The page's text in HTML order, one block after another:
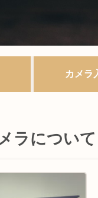
カメラ
ラについて